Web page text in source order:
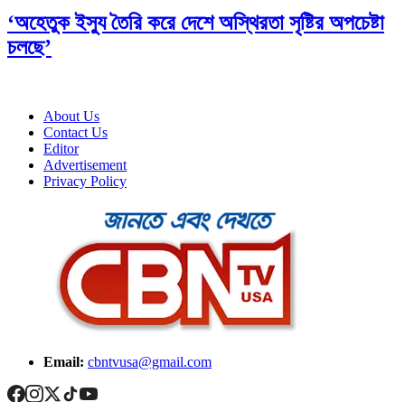
‘অহেতুক ইস্যু তৈরি করে দেশে অস্থিরতা সৃষ্টির অপচেষ্টা
চলছে’
About Us
Contact Us
Editor
Advertisement
Privacy Policy
Email: cbntvusa@gmail.com